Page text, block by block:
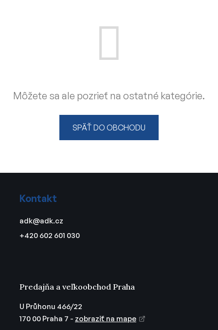
Môžete sa ale pozrieť na ostatné kategórie.
SPÄŤ DO OBCHODU
Kontakt
adk@adk.cz
+420 602 601 030
Predajňa a veľkoobchod Praha
U Průhonu 466/22
170 00 Praha 7 - zobraziť na mape